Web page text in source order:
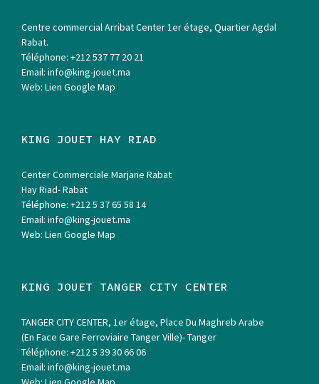
Centre commercial Arribat Center 1er étage, Quartier Agdal
Rabat.
Téléphone: +212 537 77 20 21
Email: info@king-jouet.ma
Web: Lien Google Map
KING JOUET HAY RIAD
Center Commerciale Marjane Rabat
Hay Riad- Rabat
Téléphone: +212 5 37 65 58 14
Email: info@king-jouet.ma
Web: Lien Google Map
KING JOUET TANGER CITY CENTER
TANGER CITY CENTER, 1er étage, Place Du Maghreb Arabe
(En Face Gare Ferroviaire Tanger Ville)- Tanger
Téléphone: +212 5 39 30 66 06
Email: info@king-jouet.ma